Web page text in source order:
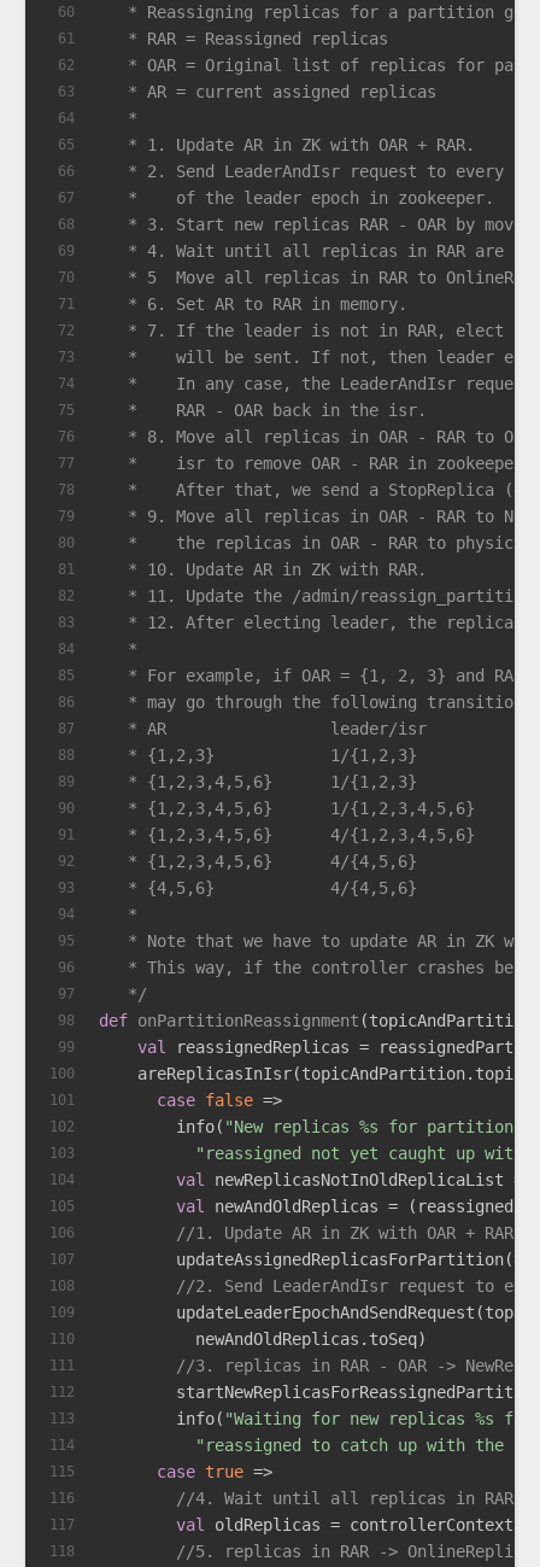
60
61
62
63
64
65
66
67
68
69
70
71
72
73
74
75
76
77
78
79
80
81
82
83
84
85
86
87
88
89
90
91
92
93
94
95
96
97
98
99
100
101
102
103
104
105
106
107
108
109
110
111
112
113
114
115
116
117
118
* Reassigning replicas for a partition
   * RAR = Reassigned replicas
* OAR = Original list of replicas for
   * AR = current assigned replicas
   *
   * 1. Update AR in ZK with OAR + RAR.
* 2. Send LeaderAndIsr request to every
   *    of the leader epoch in zookeeper.
* 3. Start new replicas RAR - OAR by
* 4. Wait until all replicas in RAR are
* 5  Move all replicas in RAR to
   * 6. Set AR to RAR in memory.
* 7. If the leader is not in RAR, elect a
*    will be sent. If not, then leader
*    In any case, the LeaderAndIsr
   *    RAR - OAR back in the isr.
* 8. Move all replicas in OAR - RAR to
*    isr to remove OAR - RAR in zookeeper
*    After that, we send a StopReplica
* 9. Move all replicas in OAR - RAR to
*    the replicas in OAR - RAR to
   * 10. Update AR in ZK with RAR.
* 11. Update the /admin/
* 12. After electing leader, the replicas
   *
* For example, if OAR = {1, 2, 3} and RAR
   * may go through the following transition.
   * AR                 leader/isr
* {1,2,3}            1/{1,2,3}
* {1,2,3,4,5,6}      1/{1,2,3}
* {1,2,3,4,5,6}      1/{1,2,3,4,5,6}
* {1,2,3,4,5,6}      4/{1,2,3,4,5,6}
* {1,2,3,4,5,6}      4/{4,5,6}
* {4,5,6}            4/{4,5,6}
   *
* Note that we have to update AR in ZK
* This way, if the controller crashes
   */
def onPartitionReassignment
val reassignedReplicas =
case false =>
        info(
"New replicas %s for partition
"reassigned not yet caught up with
val newReplicasNotInOldReplicaList
val newAndOldReplicas =
//1. Update AR in ZK with OAR + RAR.
//2. Send LeaderAndIsr request to
          newAndOldReplicas.toSeq)
//3. replicas in RAR - OAR ->
        info(
"Waiting for new replicas %s
"reassigned to catch up with the
case true =>
//4. Wait until all replicas in RAR
val oldReplicas =
//5. replicas in RAR -> OnlineReplica